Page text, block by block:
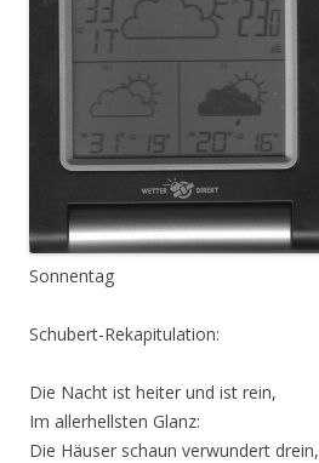
Sonnentag
Schubert-Rekapitulation:
Die Nacht ist heiter und ist rein,
Im allerhellsten Glanz:
Die Häuser schaun verwundert drein,